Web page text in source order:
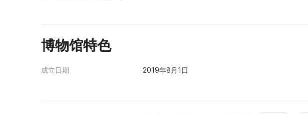
博物馆特色
成立日期 2019年8月1日